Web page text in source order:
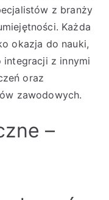
z branży
Każda
okazja do nauki,
integracji z innymi
oraz
zawodowych.
–